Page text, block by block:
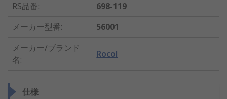
RS品番:
698-119
メーカー型番:
56001
メーカー/ブランド
名:
Rocol
仕様